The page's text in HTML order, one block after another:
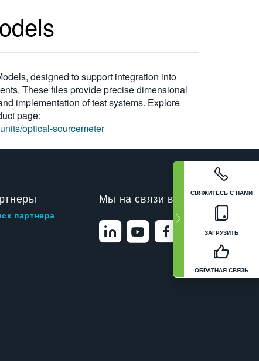
СВЯЖИТЕСЬ С НАМИ
ЗАГРУЗИТЬ
ОБРАТНАЯ СВЯЗЬ
designed to support integration into
These files provide precise dimensional
implementation of test systems. Explore
page:
optical-sourcemeter
партнера
Мы на связи в